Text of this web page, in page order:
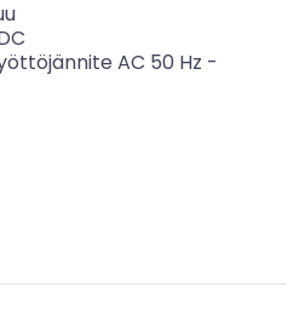
AC 50 Hz -